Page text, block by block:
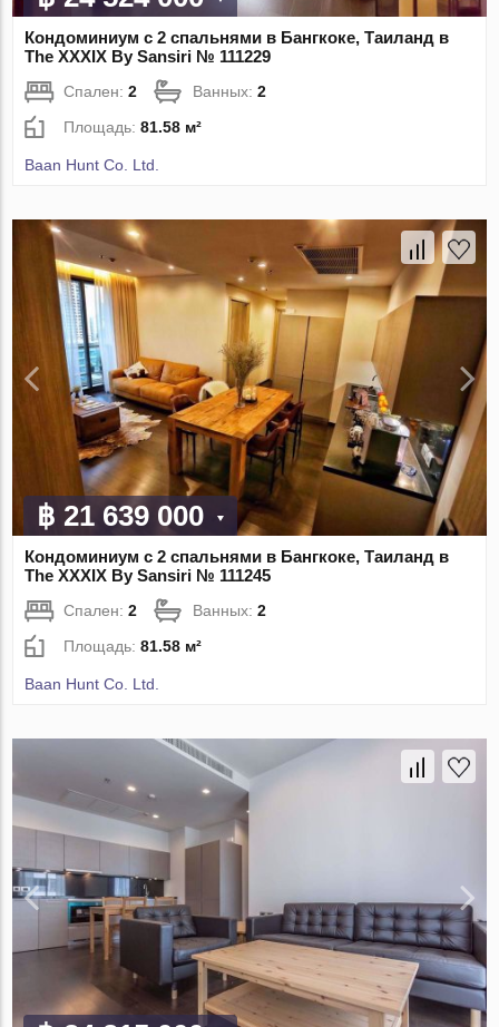
Кондоминиум с 2 спальнями в Бангкоке, Таиланд в
The XXXIX By Sansiri № 111229
Спален:2 Ванных:2
Площадь:81.58 м²
Baan Hunt Co. Ltd.
฿ 21 639 000
Кондоминиум с 2 спальнями в Бангкоке, Таиланд в
The XXXIX By Sansiri № 111245
Спален:2 Ванных:2
Площадь:81.58 м²
Baan Hunt Co. Ltd.